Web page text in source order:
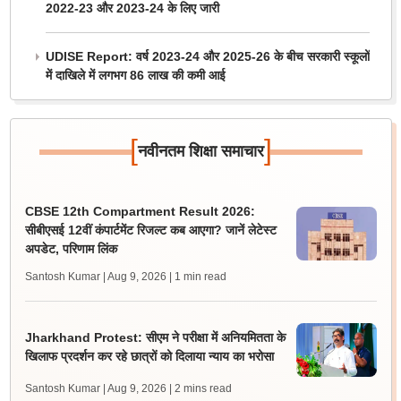
2022-23 और 2023-24 के लिए जारी
UDISE Report: वर्ष 2023-24 और 2025-26 के बीच सरकारी स्कूलों
में दाखिले में लगभग 86 लाख की कमी आई
[नवीनतम शिक्षा समाचार]
CBSE 12th Compartment Result 2026:
सीबीएसई 12वीं कंपार्टमेंट रिजल्ट कब आएगा? जानें लेटेस्ट
अपडेट, परिणाम लिंक
Santosh Kumar | Aug 9, 2026 | 1 min read
Jharkhand Protest: सीएम ने परीक्षा में अनियमितता के
खिलाफ प्रदर्शन कर रहे छात्रों को दिलाया न्याय का भरोसा
Santosh Kumar | Aug 9, 2026 | 2 mins read